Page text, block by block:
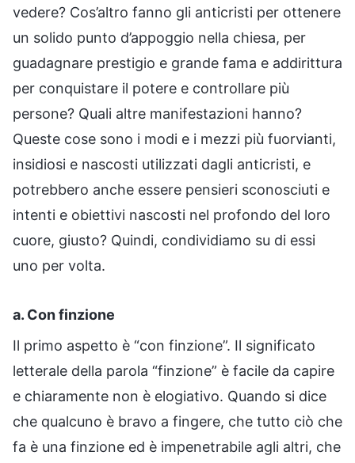
vedere? Cos’altro fanno gli anticristi per ottenere
un solido punto d’appoggio nella chiesa, per
guadagnare prestigio e grande fama e addirittura
per conquistare il potere e controllare più
persone? Quali altre manifestazioni hanno?
Queste cose sono i modi e i mezzi più fuorvianti,
insidiosi e nascosti utilizzati dagli anticristi, e
potrebbero anche essere pensieri sconosciuti e
intenti e obiettivi nascosti nel profondo del loro
cuore, giusto? Quindi, condividiamo su di essi
uno per volta.
a. Con finzione
Il primo aspetto è “con finzione”. Il significato
letterale della parola “finzione” è facile da capire
e chiaramente non è elogiativo. Quando si dice
che qualcuno è bravo a fingere, che tutto ciò che
fa è una finzione ed è impenetrabile agli altri, che